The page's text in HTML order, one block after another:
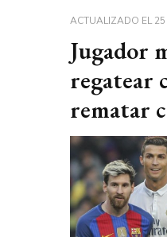
ACTUALIZADO EL
Jugador
regatear
rematar